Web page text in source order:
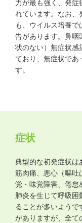
力が最も強く、発症
れています。なお、
も、ウイルス培養
告があります。鼻咽
状のない）無症状感
ており、無症状であ
す。
症状
典型的な初発症状は
筋肉痛、悪心（嘔吐
覚・味覚障害、倦怠
肺炎を生じて呼吸
ることが多いようで
がありますが、全て